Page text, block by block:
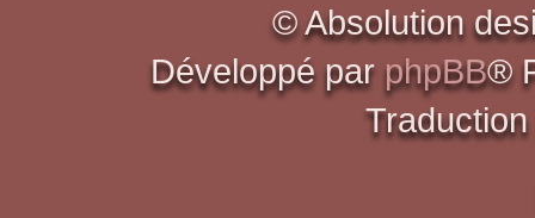
© Absolution
Développé par phpBB®